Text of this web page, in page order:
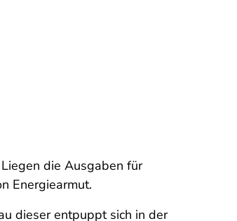
die Ausgaben für
Energiearmut.
dieser entpuppt sich in der